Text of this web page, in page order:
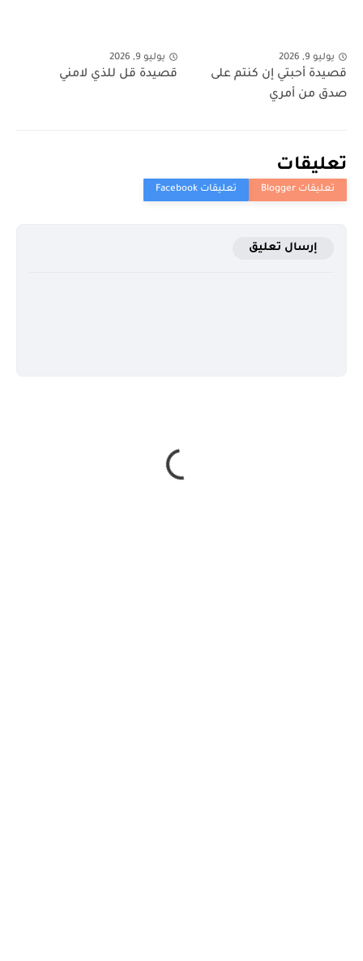
يوليو 9, 2026
قصيدة أحبتي إن كنتم على
صدق من أمري
يوليو 9, 2026
قصيدة قل للذي لامني
تعليقات
إرسال تعليق